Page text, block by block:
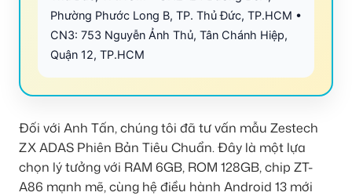
Phường Phước Long B, TP. Thủ Đức, TP.HCM •
CN3: 753 Nguyễn Ảnh Thủ, Tân Chánh Hiệp,
Quận 12, TP.HCM
Đối với Anh Tấn, chúng tôi đã tư vấn mẫu Zestech
ZX ADAS Phiên Bản Tiêu Chuẩn. Đây là một lựa
chọn lý tưởng với RAM 6GB, ROM 128GB, chip ZT-
A86 mạnh mẽ, cùng hệ điều hành Android 13 mới